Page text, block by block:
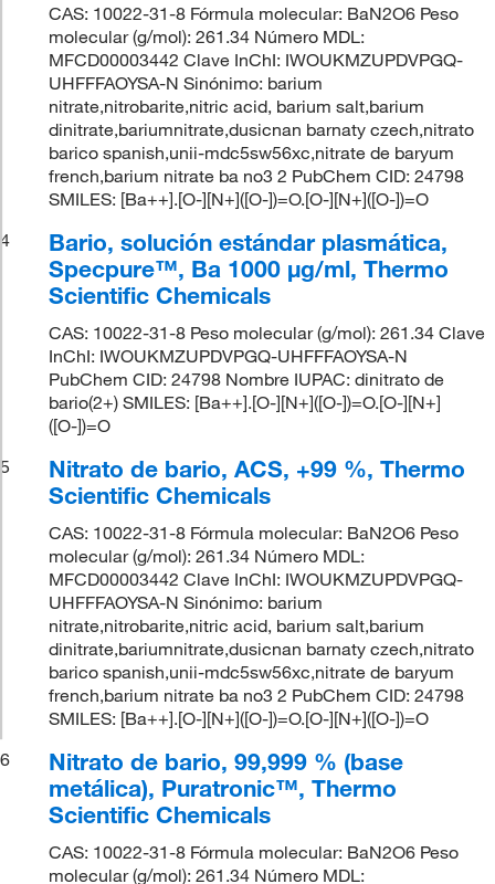
CAS: 10022-31-8 Fórmula molecular: BaN2O6 Peso
molecular (g/mol): 261.34 Número MDL:
MFCD00003442 Clave InChI: IWOUKMZUPDVPGQ-
UHFFFAOYSA-N Sinónimo: barium
nitrate,nitrobarite,nitric acid, barium salt,barium
dinitrate,bariumnitrate,dusicnan barnaty czech,nitrato
barico spanish,unii-mdc5sw56xc,nitrate de baryum
french,barium nitrate ba no3 2 PubChem CID: 24798
SMILES: [Ba++].[O-][N+]([O-])=O.[O-][N+]([O-])=O
4
Bario, solución estándar plasmática,
Specpure™, Ba 1000 μg/ml, Thermo
Scientific Chemicals
CAS: 10022-31-8 Peso molecular (g/mol): 261.34 Clave
InChI: IWOUKMZUPDVPGQ-UHFFFAOYSA-N
PubChem CID: 24798 Nombre IUPAC: dinitrato de
bario(2+) SMILES: [Ba++].[O-][N+]([O-])=O.[O-][N+]
([O-])=O
5
Nitrato de bario, ACS, +99 %, Thermo
Scientific Chemicals
CAS: 10022-31-8 Fórmula molecular: BaN2O6 Peso
molecular (g/mol): 261.34 Número MDL:
MFCD00003442 Clave InChI: IWOUKMZUPDVPGQ-
UHFFFAOYSA-N Sinónimo: barium
nitrate,nitrobarite,nitric acid, barium salt,barium
dinitrate,bariumnitrate,dusicnan barnaty czech,nitrato
barico spanish,unii-mdc5sw56xc,nitrate de baryum
french,barium nitrate ba no3 2 PubChem CID: 24798
SMILES: [Ba++].[O-][N+]([O-])=O.[O-][N+]([O-])=O
6
Nitrato de bario, 99,999 % (base
metálica), Puratronic™, Thermo
Scientific Chemicals
CAS: 10022-31-8 Fórmula molecular: BaN2O6 Peso
molecular (g/mol): 261.34 Número MDL: